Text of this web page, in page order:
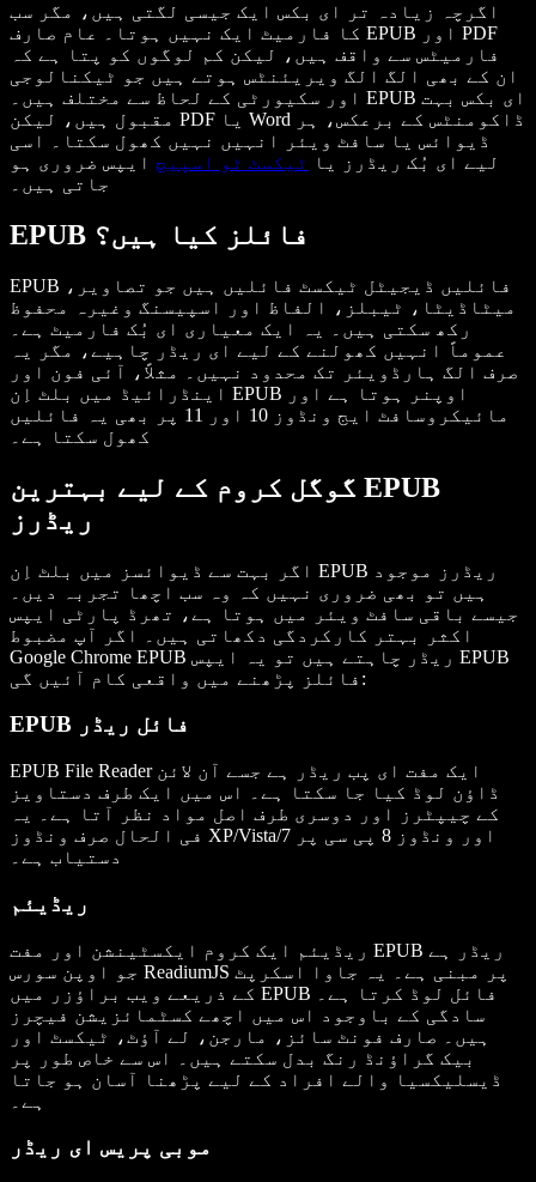
اگرچہ زیادہ تر ای بکس ایک جیسی لگتی ہیں، مگر سب
کا فارمیٹ ایک نہیں ہوتا۔ عام صارف EPUB اور PDF
فارمیٹس سے واقف ہیں، لیکن کم لوگوں کو پتا ہے کہ
ان کے بھی الگ الگ ویریئنٹس ہوتے ہیں جو ٹیکنالوجی
اور سکیورٹی کے لحاظ سے مختلف ہیں۔ EPUB ای بکس بہت
مقبول ہیں، لیکن PDF یا Word ڈاکومنٹس کے برعکس، ہر
ڈیوائس یا سافٹ ویئر انہیں نہیں کھول سکتا۔ اسی
لیے ای بُک ریڈرز یا
ٹیکسٹ ٹو اسپیچ ایپس ضروری ہو
جاتی ہیں۔
EPUB فائلز کیا ہیں؟
EPUB فائلیں ڈیجیٹل ٹیکسٹ فائلیں ہیں جو تصاویر،
میٹاڈیٹا، ٹیبلز، الفاظ اور اسپیسنگ وغیرہ محفوظ
رکھ سکتی ہیں۔ یہ ایک معیاری ای بُک فارمیٹ ہے۔
عموماً انہیں کھولنے کے لیے ای ریڈر چاہیے، مگر یہ
صرف الگ ہارڈویئر تک محدود نہیں۔ مثلاً، آئی فون اور
اینڈرائیڈ میں بلٹ اِن EPUB اوپنر ہوتا ہے اور
مائیکروسافٹ ایج ونڈوز 10 اور 11 پر بھی یہ فائلیں
کھول سکتا ہے۔
گوگل کروم کے لیے بہترین EPUB
ریڈرز
اگر بہت سے ڈیوائسز میں بلٹ اِن EPUB ریڈرز موجود
ہیں تو بھی ضروری نہیں کہ وہ سب اچھا تجربہ دیں۔
جیسے باقی سافٹ ویئر میں ہوتا ہے، تھرڈ پارٹی ایپس
اکثر بہتر کارکردگی دکھاتی ہیں۔ اگر آپ مضبوط
Google Chrome EPUB ریڈر چاہتے ہیں تو یہ ایپس EPUB
فائلز پڑھنے میں واقعی کام آئیں گی:
EPUB فائل ریڈر
EPUB File Reader ایک مفت ای پب ریڈر ہے جسے آن لائن
ڈاؤن لوڈ کیا جا سکتا ہے۔ اس میں ایک طرف دستاویز
کے چیپٹرز اور دوسری طرف اصل مواد نظر آتا ہے۔ یہ
فی الحال صرف ونڈوز XP/Vista/7 اور ونڈوز 8 پی سی پر
دستیاب ہے۔
ریڈیئم
ریڈیئم ایک کروم ایکسٹینشن اور مفت EPUB ریڈر ہے
جو اوپن سورس ReadiumJS پر مبنی ہے۔ یہ جاوا اسکرپٹ
کے ذریعے ویب براؤزر میں EPUB فائل لوڈ کرتا ہے۔
سادگی کے باوجود اس میں اچھے کسٹمائزیشن فیچرز
ہیں۔ صارف فونٹ سائز، مارجن، لے آؤٹ، ٹیکسٹ اور
بیک گراؤنڈ رنگ بدل سکتے ہیں۔ اس سے خاص طور پر
ڈیسلیکسیا والے افراد کے لیے پڑھنا آسان ہو جاتا
ہے۔
موبی پریس ای ریڈر